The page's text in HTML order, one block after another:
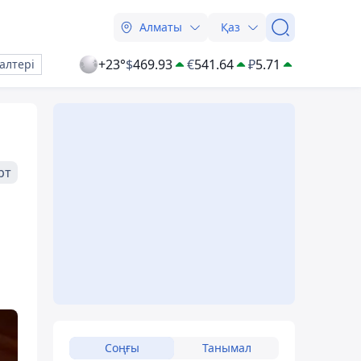
Алматы Қаз
+23°$469.93 €541.64 ₽5.71
Соңғы Танымал